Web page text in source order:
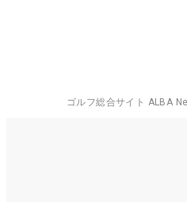
ゴルフ総合サイト ALBA